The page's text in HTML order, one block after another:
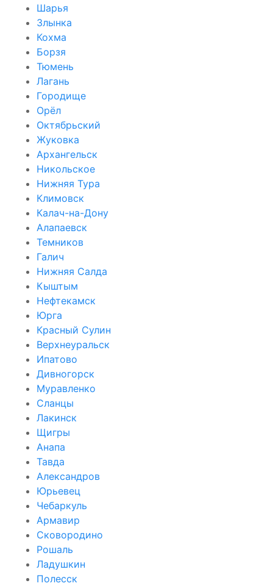
Шарья
Злынка
Кохма
Борзя
Тюмень
Лагань
Городище
Орёл
Октябрьский
Жуковка
Архангельск
Никольское
Нижняя Тура
Климовск
Калач-на-Дону
Алапаевск
Темников
Галич
Нижняя Салда
Кыштым
Нефтекамск
Юрга
Красный Сулин
Верхнеуральск
Ипатово
Дивногорск
Муравленко
Сланцы
Лакинск
Щигры
Анапа
Тавда
Александров
Юрьевец
Чебаркуль
Армавир
Сковородино
Рошаль
Ладушкин
Полесск